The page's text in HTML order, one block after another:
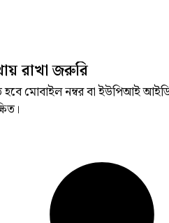
রাখা জরুরি
হবে মোবাইল নম্বর বা ইউপিআই